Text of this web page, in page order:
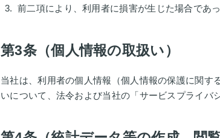
前二項により、利用者に損害が生じた場合であ
第3条（個人情報の取扱い）
当社は、利用者の個人情報（個人情報の保護に関
いについて、法令および当社の「サービスプライバ